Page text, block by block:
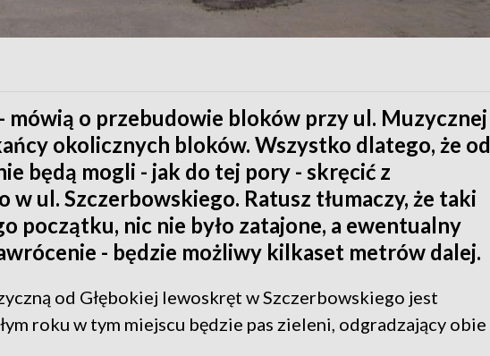
mówią o przebudowie bloków przy ul. Muzycznej
okolicznych bloków. Wszystko dlatego, że od
będą mogli - jak do tej pory - skręcić z
w ul. Szczerbowskiego. Ratusz tłumaczy, że taki
początku, nic nie było zatajone, a ewentualny
- będzie możliwy kilkaset metrów dalej.
od Głębokiej lewoskręt w Szczerbowskiego jest
roku w tym miejscu będzie pas zieleni, odgradzający obie